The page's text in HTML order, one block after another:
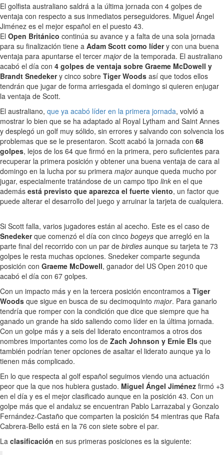
El golfista australiano saldrá a la última jornada con 4 golpes de
ventaja con respecto a sus inmediatos perseguidores. Miguel Ángel
Jiménez es el mejor español en el puesto 43.
El Open Británico continúa su avance y a falta de una sola jornada
para su finalización tiene a Adam Scott como lídery con una buena
ventaja para apuntarse el tercer majorde la temporada. El australiano
acabó el día con 4 golpes de ventaja sobre Graeme McDowell y
Brandt Snedekery cinco sobre Tiger Woods así que todos ellos
tendrán que jugar de forma arriesgada el domingo si quieren enjugar
la ventaja de Scott.
El australiano, que ya acabó líder en la primera jornada, volvió a
mostrar lo bien que se ha adaptado al Royal Lytham and Saint Annes
y desplegó un golf muy sólido, sin errores y salvando con solvencia los
problemas que se le presentaron. Scott acabó la jornada con 68
golpes, lejos de los 64 que firmó en la primera, pero suficientes para
recuperar la primera posición y obtener una buena ventaja de cara al
domingo en la lucha por su primera majoraunque queda mucho por
jugar, especialmente tratándose de un campo tipo link en el que
además está previsto que aparezca el fuerte viento, un factor que
puede alterar el desarrollo del juego y arruinar la tarjeta de cualquiera.
Si Scott falla, varios jugadores están al acecho. Este es el caso de
Snedekerque comenzó el día con cinco bogeys que arregló en la
parte final del recorrido con un par de birdies aunque su tarjeta te 73
golpes le resta muchas opciones. Snedeker comparte segunda
posición con Graeme McDowell, ganador del US Open 2010 que
acabó el día con 67 golpes.
Con un impacto más y en la tercera posición encontramos a Tiger
Woods que sigue en busca de su decimoquinto major. Para ganarlo
tendría que romper con la condición que dice que siempre que ha
ganado un grande ha sido saliendo como líder en la última jornada.
Con un golpe más y a seis del liderato encontramos a otros dos
nombres importantes como los de Zach Johnson y Ernie Els que
también podrían tener opciones de asaltar el liderato aunque ya lo
tienen más complicado.
En lo que respecta al golf español seguimos viendo una actuación
peor que la que nos hubiera gustado. Miguel Ángel Jiménez firmó +3
en el día y es el mejor clasificado aunque en la posición 43. Con un
golpe más que el andaluz se encuentran Pablo Larrazabal y Gonzalo
Fernández-Castaño que comparten la posición 54 mientras que Rafa
Cabrera-Bello está en la 76 con siete sobre el par.
La clasificación en sus primeras posiciones es la siguiente: